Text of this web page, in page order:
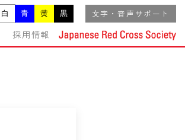
白 青 黄 黒 文字・音声サポート
採用情報